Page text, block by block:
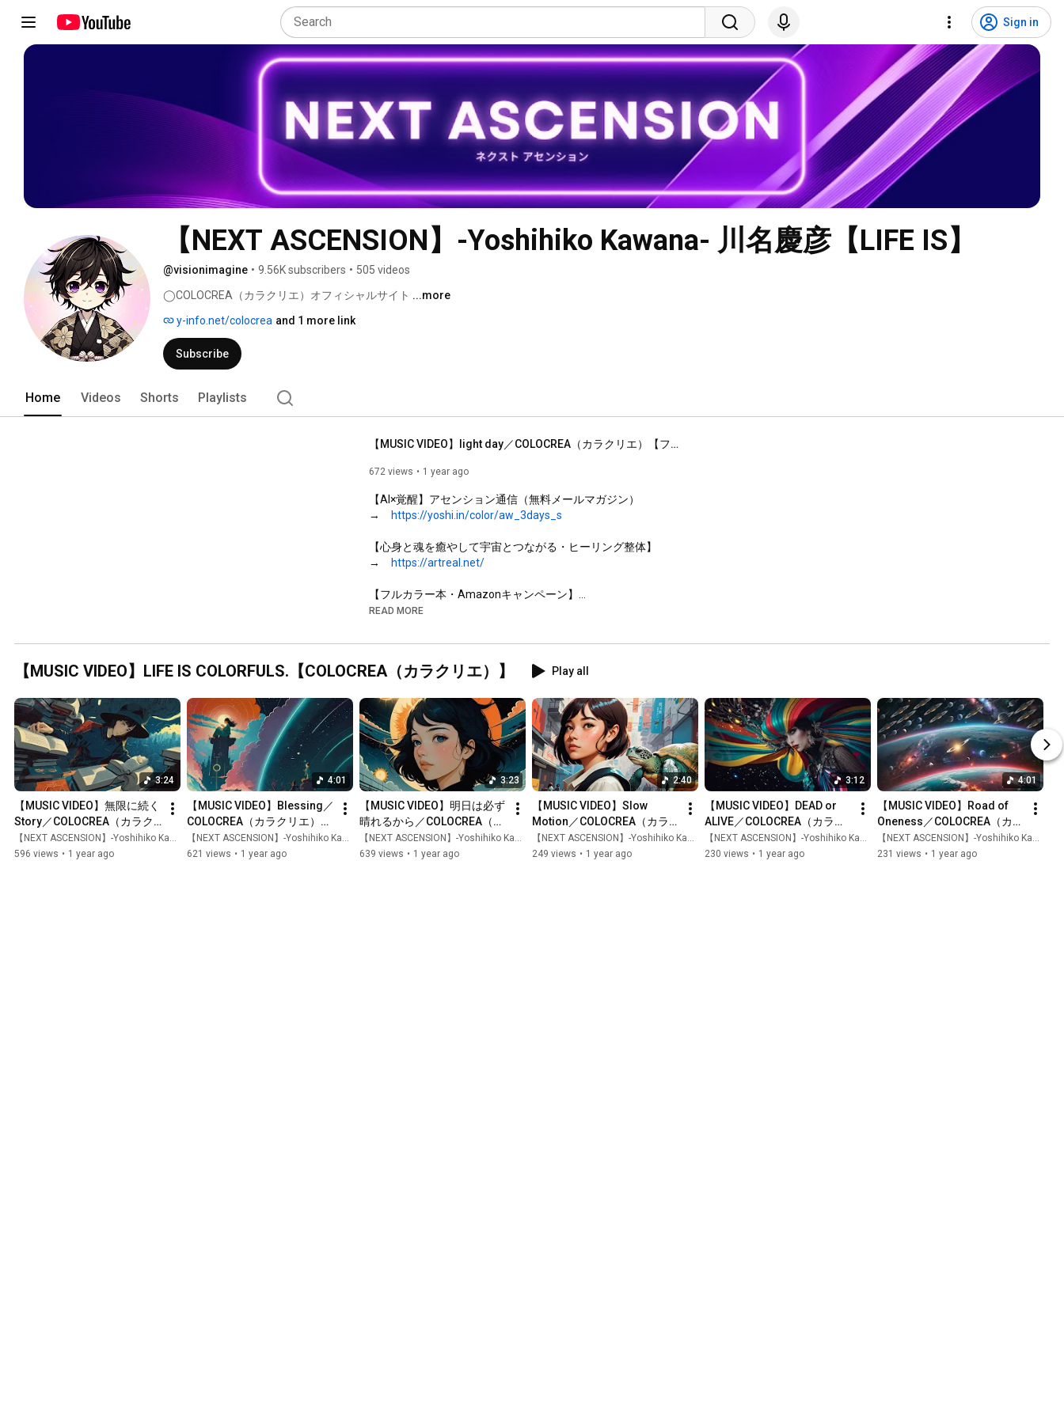
Sign in
【NEXT ASCENSION】-Yoshihiko Kawana- 川名慶彦【LIFE IS】
@visionimagine • 9.56K subscribers • 505 videos
◯COLOCREA（カラクリエ）オフィシャルサイト ...more
y-info.net/colocrea and 1 more link
Subscribe
Home Videos Shorts Playlists
【MUSIC VIDEO】light day／COLOCREA（カラクリエ）【フルバージョン】
672 views 1 year ago
【AI×覚醒】アセンション通信（無料メールマガジン）
→
https://yoshi.in/color/aw_3days_s
【心身と魂を癒やして宇宙とつながる・ヒーリング整体】
→
https://artreal.net/
【フルカラー本・Amazonキャンペーン】
→ https://life-is.school/amazon/
●みんなの自然学校 ライフイズ｜しんかをあそぶ伊豆のフリー
→
https://life-is.school
●Youtubeチャンネル登録
→ https://lifework-success.com/youtube
●川名慶彦オフィシャルサイト
→ https://yoshi.in
●川名慶彦フェイスブック
→ https://lifework-success.com/fb
●川名慶彦インスタグラム
https://lifework-success.com/inst
READ MORE
【MUSIC VIDEO】LIFE IS COLORFULS.【COLOCREA（カラクリエ）】 Play all
3:24
【MUSIC VIDEO】無限に続く
Story／COLOCREA（カラク
リエ）【フルバージョン】
【NEXT ASCENSION】-Yoshihiko Kawana- 川名慶彦【LIFE IS】
596 views • 1 year ago
4:01
【MUSIC VIDEO】Blessing／
COLOCREA（カラクリエ）
【フルバージョン】
【NEXT ASCENSION】-Yoshihiko Kawana- 川名慶彦【LIFE IS】
621 views • 1 year ago
3:23
【MUSIC VIDEO】明日は必ず
晴れるから／COLOCREA（カ
ラクリエ）【フルバージョ
ン】
【NEXT ASCENSION】-Yoshihiko Kawana- 川名慶彦【LIFE IS】
639 views • 1 year ago
2:40
【MUSIC VIDEO】Slow
Motion／COLOCREA（カラ
クリエ）【フルバージョン】
【NEXT ASCENSION】-Yoshihiko Kawana- 川名慶彦【LIFE IS】
249 views • 1 year ago
3:12
【MUSIC VIDEO】DEAD or
ALIVE／COLOCREA（カラク
リエ）【フルバージョン】
【NEXT ASCENSION】-Yoshihiko Kawana- 川名慶彦【LIFE IS】
230 views • 1 year ago
4:01
【MUSIC VIDEO】Road of
Oneness／COLOCREA（カラ
クリエ）【フルバージョン】
【NEXT ASCENSION】-Yoshihiko Kawana- 川名慶彦【LIFE IS】
231 views • 1 year ago